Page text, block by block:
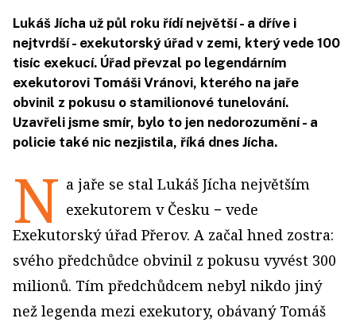
Lukáš Jícha už půl roku řídí největší - a dříve i
nejtvrdší - exekutorský úřad v zemi, který vede 100
tisíc exekucí. Úřad převzal po legendárním
exekutorovi Tomáši Vránovi, kterého na jaře
obvinil z pokusu o stamilionové tunelování.
Uzavřeli jsme smír, bylo to jen nedorozumění - a
policie také nic nezjistila, říká dnes Jícha.
N a jaře se stal Lukáš Jícha největším
exekutorem v Česku − vede
Exekutorský úřad Přerov. A začal hned zostra:
svého předchůdce obvinil z pokusu vyvést 300
milionů. Tím předchůdcem nebyl nikdo jiný
než legenda mezi exekutory, obávaný Tomáš